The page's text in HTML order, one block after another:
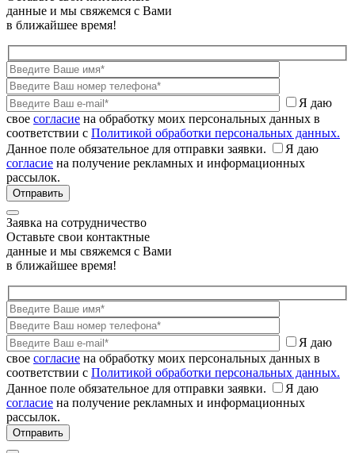
данные и мы свяжемся с Вами
в ближайшее время!
Я даю
свое согласие на обработку моих персональных данных в
соответствии с Политикой обработки персональных данных.
Данное поле обязательное для отправки заявки.
Я даю
согласие на получение рекламных и информационных
рассылок.
Заявка на сотрудничество
Оставьте свои контактные
данные и мы свяжемся с Вами
в ближайшее время!
Я даю
свое согласие на обработку моих персональных данных в
соответствии с Политикой обработки персональных данных.
Данное поле обязательное для отправки заявки.
Я даю
согласие на получение рекламных и информационных
рассылок.